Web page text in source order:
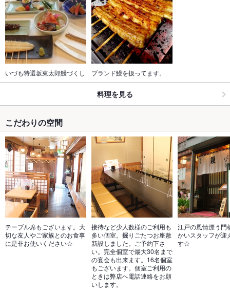
いづも特選坂東太郎鰻づくし ブランド鰻を扱ってます。
料理を見る
こだわりの空間
テーブル席もございます。大
切な友人やご家族とのお食事
に是非お使いください☆
接待など少人数様のご利用も
多い個室。掘りごたつお座敷
新設しました。ご予約下さ
い。完全個室で最大30名まで
の宴会も出来ます。16名個室
もございます。個室ご利用の
ときは弊店へ電話連絡をお願
いします。
江戸の風情漂う門
かいスタッフが迎
す☆